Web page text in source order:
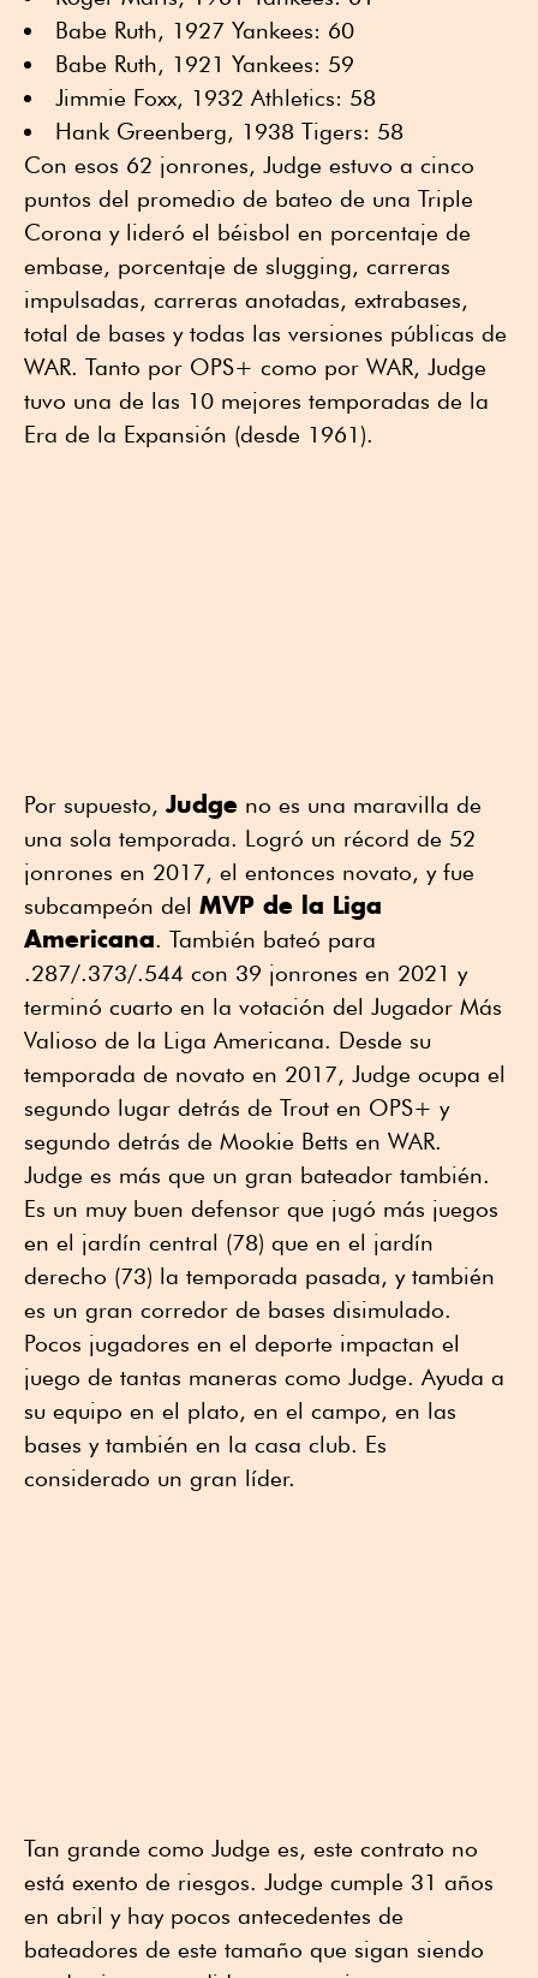
Babe Ruth, 1927 Yankees: 60
Babe Ruth, 1921 Yankees: 59
Jimmie Foxx, 1932 Athletics: 58
Hank Greenberg, 1938 Tigers: 58
Con esos 62 jonrones, Judge estuvo a cinco
puntos del promedio de bateo de una Triple
Corona y lideró el béisbol en porcentaje de
embase, porcentaje de slugging, carreras
impulsadas, carreras anotadas, extrabases,
total de bases y todas las versiones públicas de
WAR. Tanto por OPS+ como por WAR, Judge
tuvo una de las 10 mejores temporadas de la
Era de la Expansión (desde 1961).
Por supuesto, Judge no es una maravilla de
una sola temporada. Logró un récord de 52
jonrones en 2017, el entonces novato, y fue
subcampeón del MVP de la Liga
Americana. También bateó para
.287/.373/.544 con 39 jonrones en 2021 y
terminó cuarto en la votación del Jugador Más
Valioso de la Liga Americana. Desde su
temporada de novato en 2017, Judge ocupa el
segundo lugar detrás de Trout en OPS+ y
segundo detrás de Mookie Betts en WAR.
Judge es más que un gran bateador también.
Es un muy buen defensor que jugó más juegos
en el jardín central (78) que en el jardín
derecho (73) la temporada pasada, y también
es un gran corredor de bases disimulado.
Pocos jugadores en el deporte impactan el
juego de tantas maneras como Judge. Ayuda a
su equipo en el plato, en el campo, en las
bases y también en la casa club. Es
considerado un gran líder.
Tan grande como Judge es, este contrato no
está exento de riesgos. Judge cumple 31 años
en abril y hay pocos antecedentes de
bateadores de este tamaño que sigan siendo